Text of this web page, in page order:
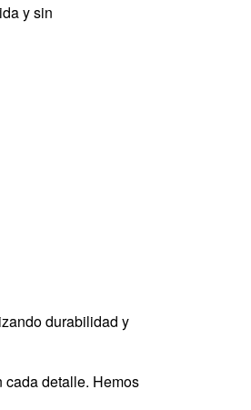
y sin
durabilidad y
cada detalle. Hemos